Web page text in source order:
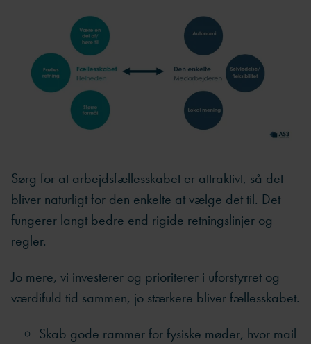
Sørg for at arbejdsfællesskabet er attraktivt, så det
bliver naturligt for den enkelte at vælge det til. Det
fungerer langt bedre end rigide retningslinjer og
regler.
Jo mere, vi investerer og prioriterer i uforstyrret og
værdifuld tid sammen, jo stærkere bliver fællesskabet.
Skab gode rammer for fysiske møder, hvor mail